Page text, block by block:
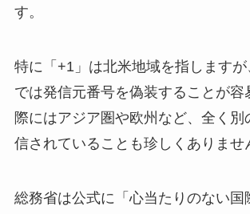
す。
特に「+1」は北米地域を指します
では発信元番号を偽装することが容
際にはアジア圏や欧州など、全く別
信されていることも珍しくありませ
総務省は公式に「心当たりのない国